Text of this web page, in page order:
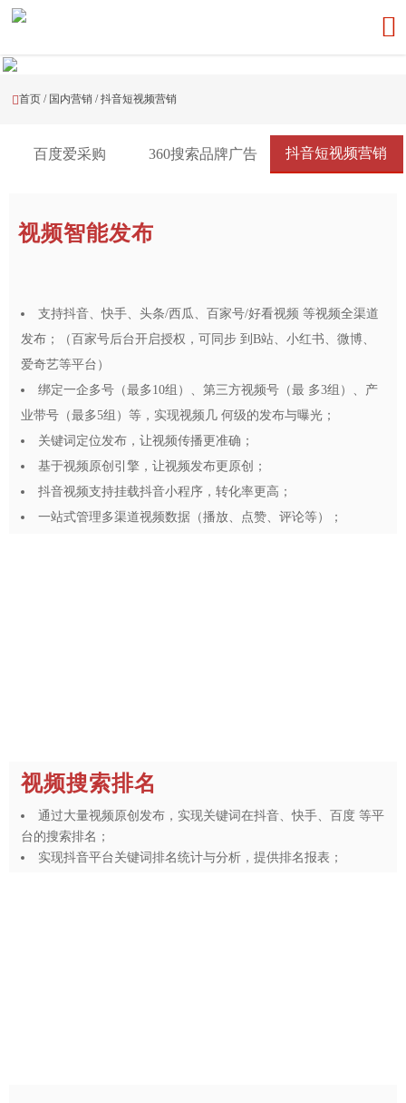

首页 / 国内营销 /抖音短视频营销
百度爱采购 360搜索品牌广告 抖音短视频营销
视频智能发布
支持抖音、快手、头条/西瓜、百家号/好看视频 等视频全渠道
发布；（百家号后台开启授权，可同步 到B站、小红书、微博、
爱奇艺等平台）
绑定一企多号（最多10组）、第三方视频号（最 多3组）、产
业带号（最多5组）等，实现视频几 何级的发布与曝光；
关键词定位发布，让视频传播更准确；
基于视频原创引擎，让视频发布更原创；
抖音视频支持挂载抖音小程序，转化率更高；
一站式管理多渠道视频数据（播放、点赞、评论等）；
视频搜索排名
通过大量视频原创发布，实现关键词在抖音、快手、百度 等平
台的搜索排名；
实现抖音平台关键词排名统计与分析，提供排名报表；